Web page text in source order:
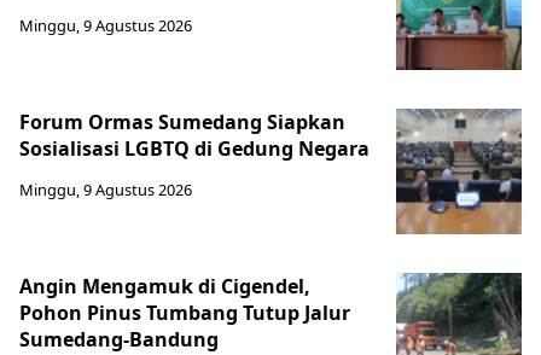
Minggu, 9 Agustus 2026
Forum Ormas Sumedang Siapkan
Sosialisasi LGBTQ di Gedung Negara
Minggu, 9 Agustus 2026
Angin Mengamuk di Cigendel,
Pohon Pinus Tumbang Tutup Jalur
Sumedang-Bandung